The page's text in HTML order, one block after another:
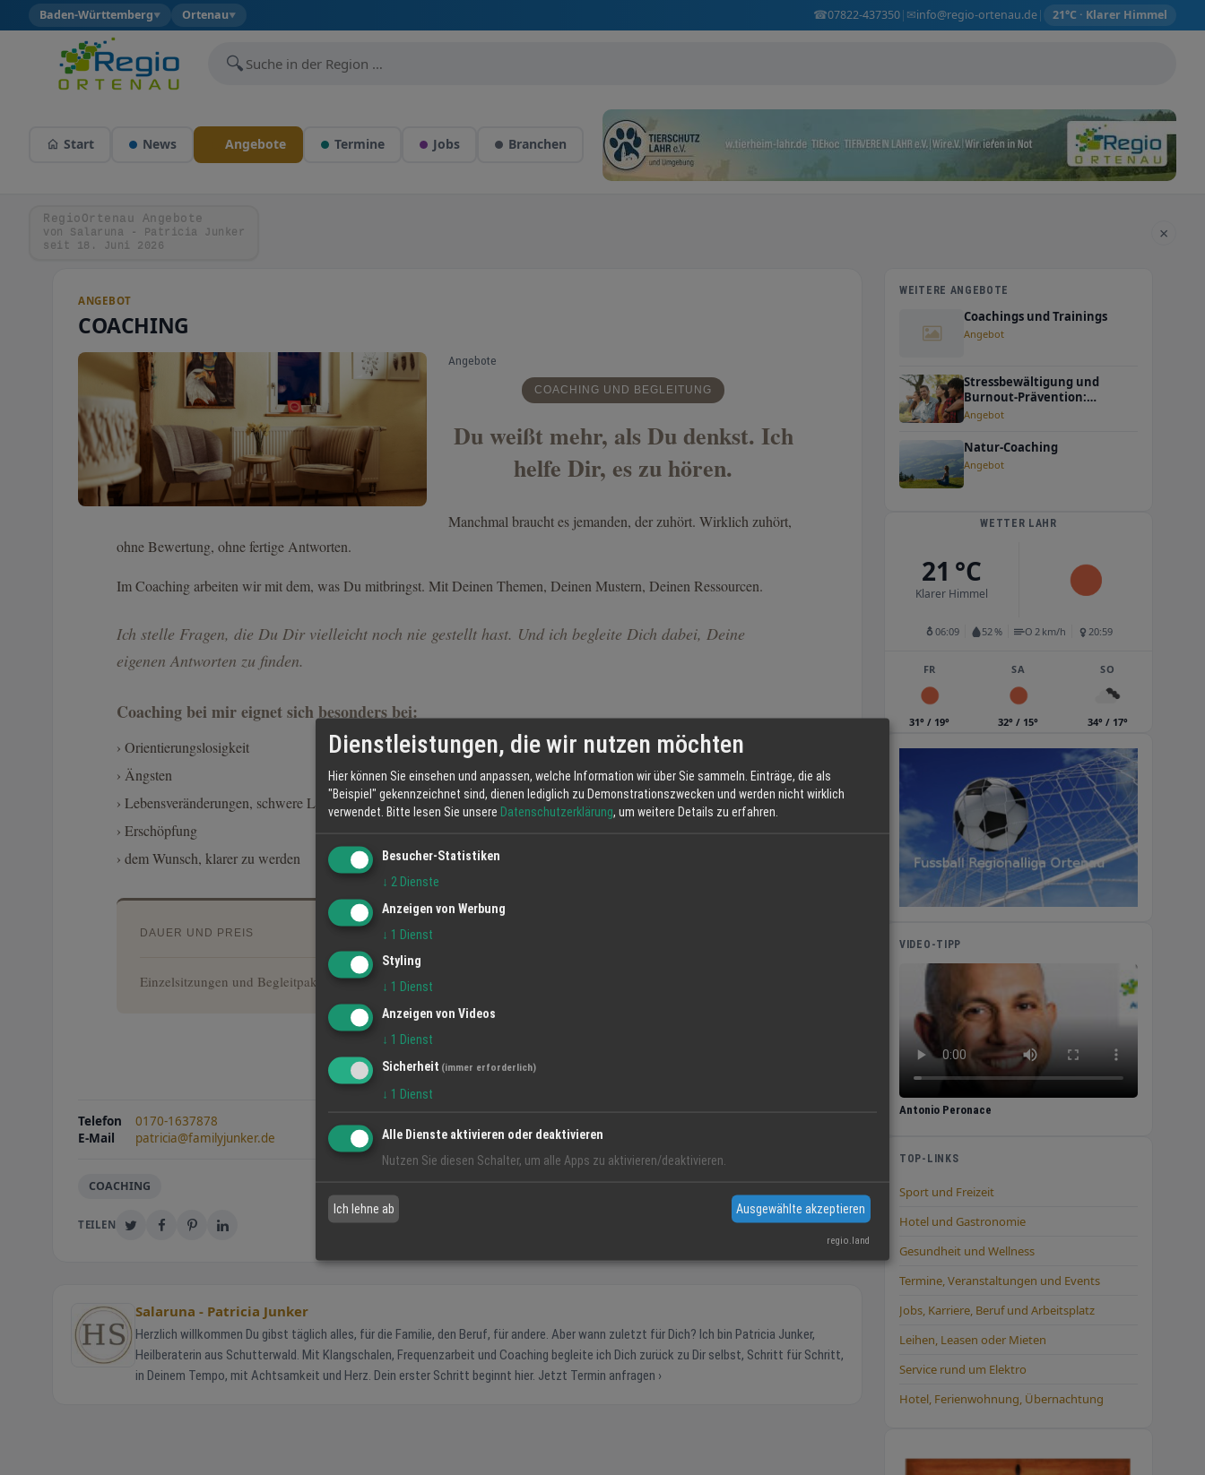
Baden-Württemberg▼ Ortenau▼ ☎07822-437350| ✉info@regio-ortenau.de| 21°C · Klarer Himmel
🔍
Start News Angebote Termine Jobs Branchen
RegioOrtenau Angebote
von Salaruna - Patricia Junker
seit 18. Juni 2026
×
ANGEBOT
COACHING
Angebote
COACHING UND BEGLEITUNG
Du weißt mehr, als Du denkst. Ich
helfe Dir, es zu hören.
Manchmal braucht es jemanden, der zuhört. Wirklich zuhört,
ohne Bewertung, ohne fertige Antworten.
Im Coaching arbeiten wir mit dem, was Du mitbringst. Mit Deinen Themen, Deinen Mustern, Deinen Ressourcen.
Ich stelle Fragen, die Du Dir vielleicht noch nie gestellt hast. Und ich begleite Dich dabei, Deine
eigenen Antworten zu finden.
Coaching bei mir eignet sich besonders bei:
› Orientierungslosigkeit
› Ängsten
› Lebensveränderungen, schwere Lebensphasen
› Erschöpfung
› dem Wunsch, klarer zu werden
DAUER UND PREIS
Einzelsitzungen und Begleitpakete möglich.
Termin anfragen ›
Telefon
0170-1637878
E-Mail
patricia@familyjunker.de
COACHING
TEILEN
Salaruna - Patricia Junker
Herzlich willkommen Du gibst täglich alles, für die Familie, den Beruf, für andere. Aber wann zuletzt für Dich? Ich bin Patricia Junker,
Heilberaterin aus Schutterwald. Mit Klangschalen, Frequenzarbeit und Coaching begleite ich Dich zurück zu Dir selbst, Schritt für Schritt,
in Deinem Tempo, mit Achtsamkeit und Herz. Dein erster Schritt beginnt hier. Jetzt Termin anfragen ›
WEITERE ANGEBOTE
Coachings und Trainings
Angebot
Stressbewältigung und
Burnout-Prävention:
Seminare für mehr
Angebot
Natur-Coaching
Angebot
WETTER LAHR
21 °C
Klarer Himmel
06:09 52 % O 2 km/h 20:59
FR
31° / 19°
SA
32° / 15°
SO
34° / 17°
VIDEO-TIPP
Antonio Peronace
TOP-LINKS
Sport und Freizeit
Hotel und Gastronomie
Gesundheit und Wellness
Termine, Veranstaltungen und Events
Jobs, Karriere, Beruf und Arbeitsplatz
Leihen, Leasen oder Mieten
Service rund um Elektro
Hotel, Ferienwohnung, Übernachtung
Dienstleistungen, die wir nutzen möchten
Hier können Sie einsehen und anpassen, welche Information wir über Sie sammeln. Einträge, die als
"Beispiel" gekennzeichnet sind, dienen lediglich zu Demonstrationszwecken und werden nicht wirklich
verwendet. Bitte lesen Sie unsere Datenschutzerklärung, um weitere Details zu erfahren.
Besucher-Statistiken
↓ 2 Dienste
Anzeigen von Werbung
↓ 1 Dienst
Styling
↓ 1 Dienst
Anzeigen von Videos
↓ 1 Dienst
Sicherheit (immer erforderlich)
↓ 1 Dienst
Alle Dienste aktivieren oder deaktivieren
Nutzen Sie diesen Schalter, um alle Apps zu aktivieren/deaktivieren.
Ich lehne ab Ausgewählte akzeptieren
regio.land